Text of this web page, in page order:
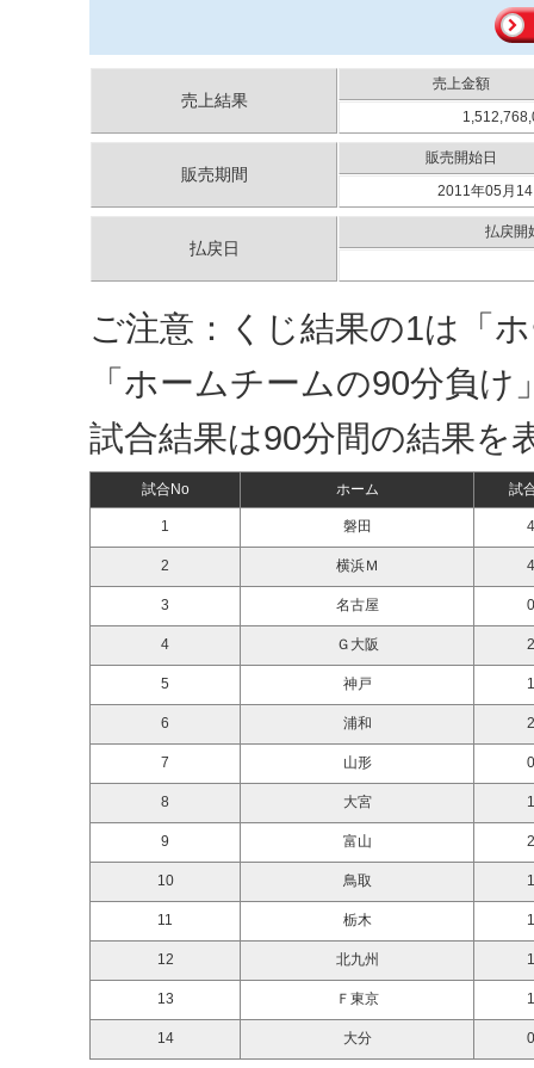
売上結果
売上金額
販売期間
販売開始日
2011年05月
払戻日
払戻開
ご注意：くじ結果の1は「
「ホームチームの90分負
試合結果は90分間の結果を
試合No ホーム 試
1 磐田
2 横浜Ｍ
3 名古屋
4 Ｇ大阪
5 神戸
6 浦和
7 山形
8 大宮
9 富山
10 鳥取
11 栃木
12 北九州
13 Ｆ東京
14 大分